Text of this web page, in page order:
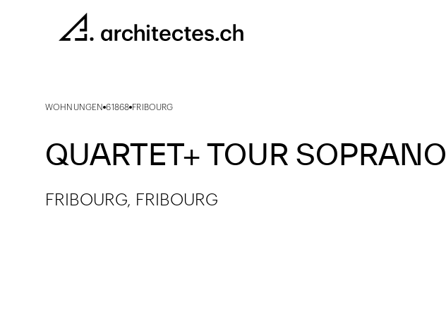
WOHNUNGEN 61868 FRIBOURG
QUARTET+ TOUR SOPRANO
FRIBOURG, FRIBOURG